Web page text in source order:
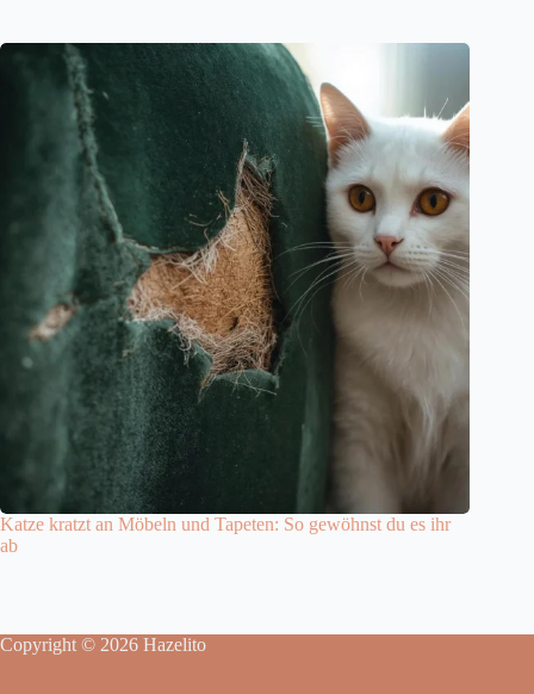
Katze kratzt an Möbeln und Tapeten: So gewöhnst du es ihr
ab
Copyright © 2026 Hazelito